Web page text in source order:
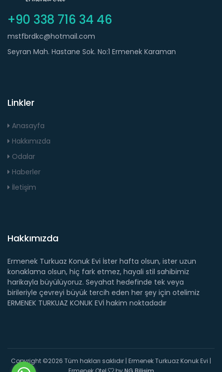
+90 338 716 34 46
mstfbrdkc@hotmail.com
Seyran Mah. Hastane Sok. No:1 Ermenek Karaman
Linkler
Anasayfa
Hakkımızda
Odalar
Haberler
İletişim
Hakkımızda
Ermenek Turkuaz Konuk Evi İster hafta olsun, ister uzun
konaklama olsun, hiç fark etmez, hayali stil sahibimiz
harikayla büyülüyoruz. Seyahat hedefinde tek veya
birileriyle çevreyi büyük tercih eden her şey için otelimiz
ERMENEK TURKUAZ KONUK EVİ hakim noktadadır
Copyright ©2026 Tüm hakları saklıdır | Ermenek Turkuaz Konuk Evi |